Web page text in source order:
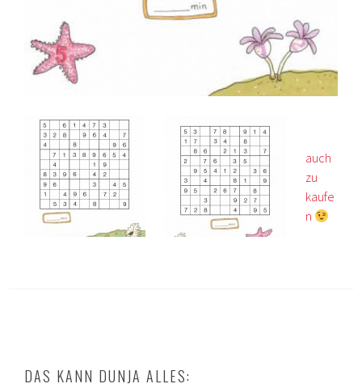
auch
zu
kaufe
n
DAS KANN DUNJA ALLES: